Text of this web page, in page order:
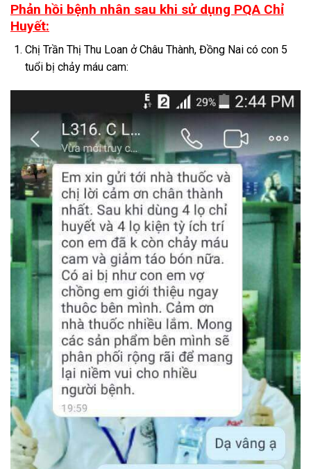
Phản hồi bệnh nhân sau khi sử dụng PQA Chỉ
Huyết:
Chị Trần Thị Thu Loan ở Châu Thành, Đồng Nai có con 5
tuổi bị chảy máu cam: